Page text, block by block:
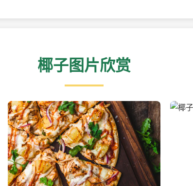
椰子图片欣赏